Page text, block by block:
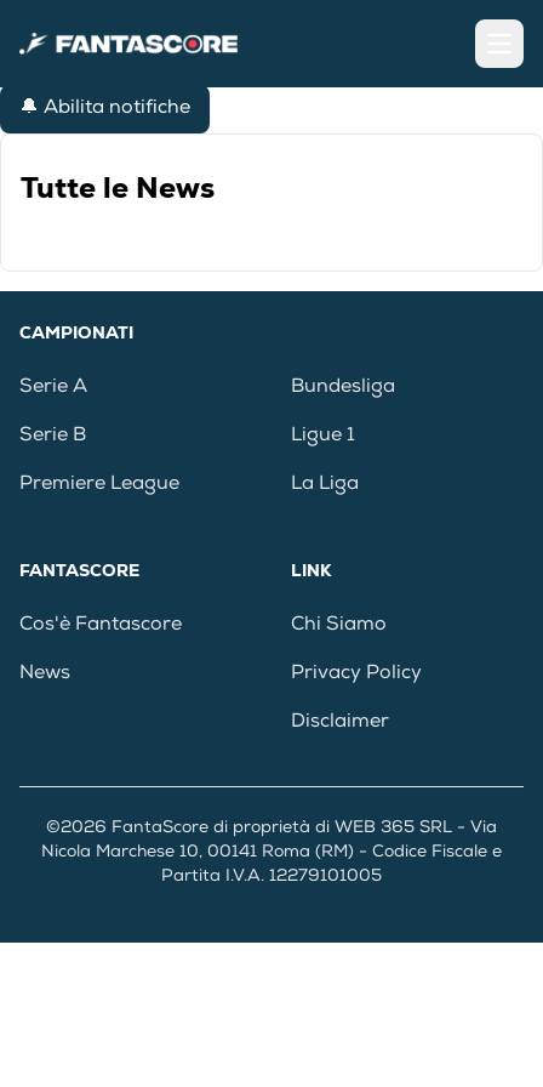
🔔 Abilita notifiche
Tutte le News
CAMPIONATI
Serie A
Serie B
Premiere League
Bundesliga
Ligue 1
La Liga
FANTASCORE
Cos'è Fantascore
News
LINK
Chi Siamo
Privacy Policy
Disclaimer
©2026 FantaScore di proprietà di WEB 365 SRL - Via
Nicola Marchese 10, 00141 Roma (RM) - Codice Fiscale e
Partita I.V.A. 12279101005